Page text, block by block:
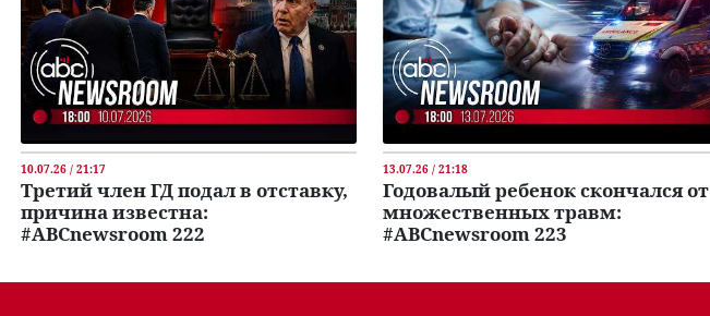
10.07.26 / 21:17
Третий член ГД подал в отставку,
причина известна:
#ABCnewsroom 222
13.07.26 / 21:18
Годовалый ребенок скончался от
множественных травм:
#ABCnewsroom 223